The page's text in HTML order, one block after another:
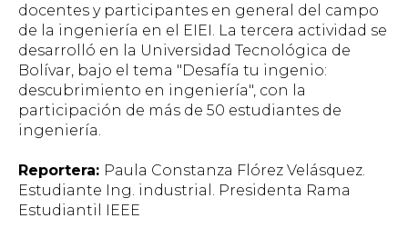
docentes y participantes en general del campo
de la ingeniería en el EIEI. La tercera actividad se
desarrolló en la Universidad Tecnológica de
Bolívar, bajo el tema "Desafía tu ingenio:
descubrimiento en ingeniería", con la
participación de más de 50 estudiantes de
ingeniería.
Reportera: Paula Constanza Flórez Velásquez.
Estudiante Ing. industrial. Presidenta Rama
Estudiantil IEEE